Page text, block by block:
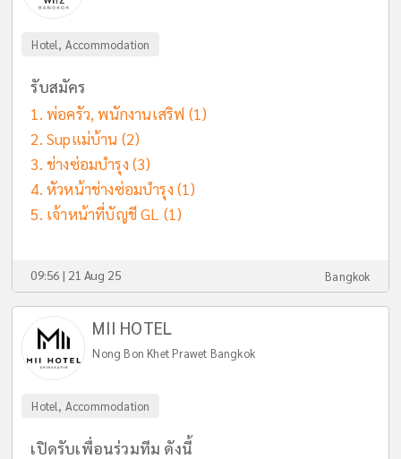
Hotel, Accommodation
รับสมัคร
พ่อครัว, พนักงานเสริฟ (1)
Supแม่บ้าน (2)
ช่างซ่อมบำรุง(3)
หัวหน้าช่างซ่อมบำรุง(1)
เจ้าหน้าที่บัญชี GL (1)
09:56 | 21 Aug 25 Bangkok
MII HOTEL
Nong Bon Khet Prawet Bangkok
Hotel, Accommodation
เปิดรับเพื่อนร่วมทีม ดังนี้